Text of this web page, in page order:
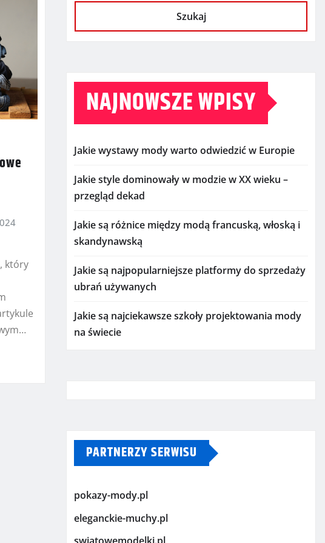
który
Szukaj
NAJNOWSZE WPISY
Jakie wystawy mody warto odwiedzić w Europie
Jakie style dominowały w modzie w XX wieku –
przegląd dekad
Jakie są różnice między modą francuską, włoską i
skandynawską
Jakie są najpopularniejsze platformy do sprzedaży
ubrań używanych
Jakie są najciekawsze szkoły projektowania mody
na świecie
PARTNERZY SERWISU
pokazy-mody.pl
eleganckie-muchy.pl